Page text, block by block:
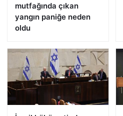
mutfağında çıkan
yangın paniğe neden
oldu